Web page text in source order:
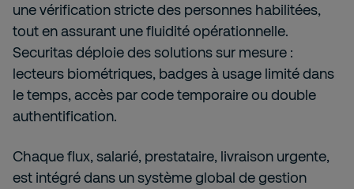
une vérification stricte des personnes habilitées,
tout en assurant une fluidité opérationnelle.
Securitas déploie des solutions sur mesure :
lecteurs biométriques, badges à usage limité dans
le temps, accès par code temporaire ou double
authentification.
Chaque flux, salarié, prestataire, livraison urgente,
est intégré dans un système global de gestion